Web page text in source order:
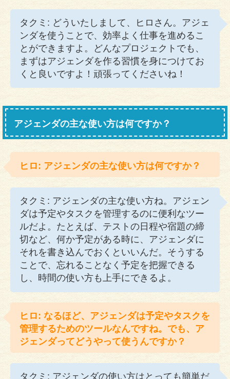
タクミ: どういたしまして、ヒロさん。アジェ
ンダを使うことで、効率よく仕事を進めるこ
とができますよ。どんなプロジェクトでも、
まずはアジェンダを作る習慣を身につけてお
くと良いですよ！頑張ってくださいね！
アジェンダの主な使い方は何ですか？
ヒロ: アジェンダの主な使い方は何ですか？
タクミ: アジェンダの主な使い方ね。アジェン
ダは予定やタスクを管理するのに便利なツー
ルだよ。たとえば、テストの日程や宿題の締
切など、何か予定がある時に、アジェンダに
それを書き込んでおくといいんだ。そうする
ことで、忘れることなく予定を把握できる
し、時間の使い方も上手にできるよ。
ヒロ: なるほど、アジェンダは予定やタスクを
管理するためのツールなんですね。でも、ア
ジェンダってどうやって使うんですか？
タクミ: アジェンダの使い方はとっても簡単だ